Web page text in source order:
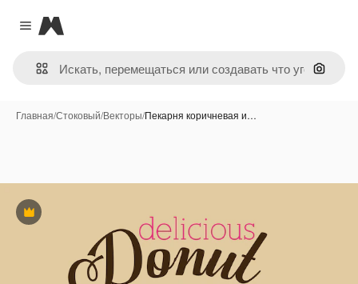
Close menu
Magnific
Поиск
Главная/Стоковый/Векторы/Пекарня коричневая и…
Премиум